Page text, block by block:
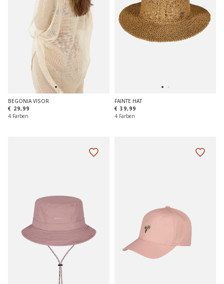
BEGONIA VISOR
€ 29,99
4 Farben
FAINTE HAT
€ 39,99
4 Farben